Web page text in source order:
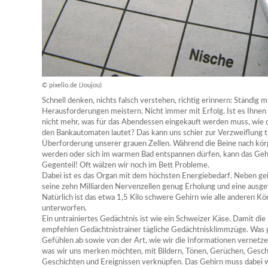
© pixelio.de (Joujou)
Schnell denken, nichts falsch verstehen, richtig erinnern: Ständig
Herausforderungen meistern. Nicht immer mit Erfolg. Ist es Ihnen
nicht mehr, was für das Abendessen eingekauft werden muss,
den Bankautomaten lautet? Das kann uns schier zur Verzweiflung
Überforderung unserer grauen Zellen. Während die Beine nach
werden oder sich im warmen Bad entspannen dürfen, kann das
Gegenteil! Oft wälzen wir noch im Bett Probleme.
Dabei ist es das Organ mit dem höchsten Energiebedarf. Neben
seine zehn Milliarden Nervenzellen genug Erholung und eine
Natürlich ist das etwa 1,5 Kilo schwere Gehirn wie alle anderen
unterworfen.
Ein untrainiertes Gedächtnis ist wie ein Schweizer Käse. Damit
empfehlen Gedächtnistrainer tägliche Gedächtnisklimmzüge.
Gefühlen ab sowie von der Art, wie wir die Informationen
was wir uns merken möchten, mit Bildern, Tönen, Gerüchen,
Geschichten und Ereignissen verknüpfen. Das Gehirn muss dabei